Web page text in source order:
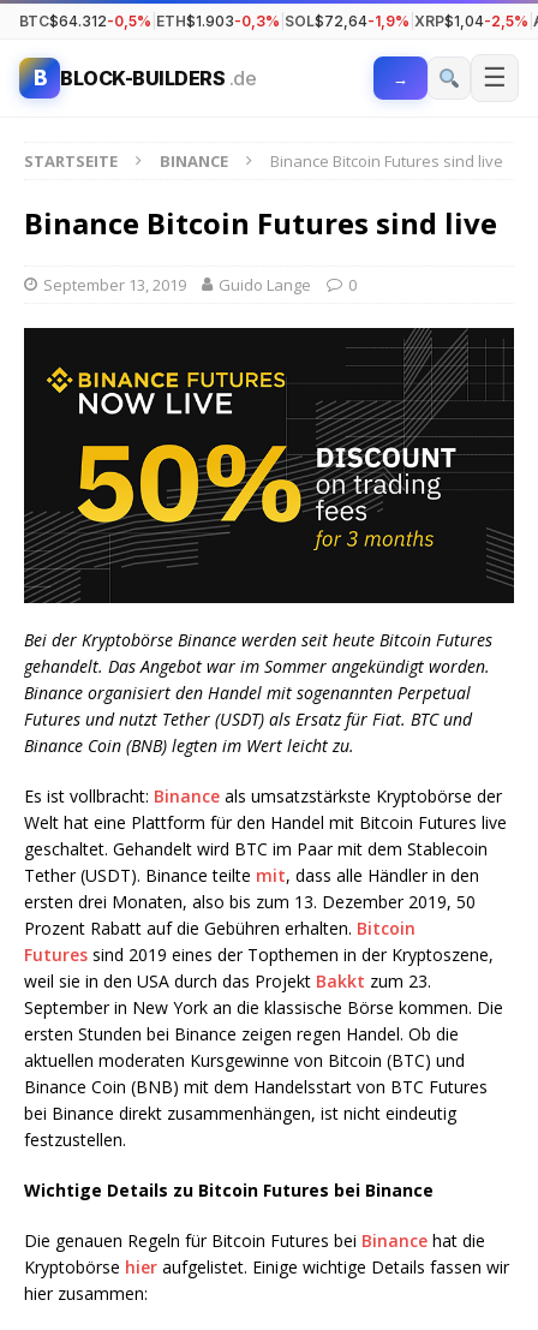
BTC$64.312-0,5% ETH$1.903-0,3% SOL$72,64-1,9% XRP$1,04-2,5%
B BLOCK-BUILDERS .de → ☰
STARTSEITE BINANCE Binance Bitcoin Futures sind live
Binance Bitcoin Futures sind live
September 13, 2019 Guido Lange 0
Bei der Kryptobörse Binance werden seit heute Bitcoin Futures
gehandelt. Das Angebot war im Sommer angekündigt worden.
Binance organisiert den Handel mit sogenannten Perpetual
Futures und nutzt Tether (USDT) als Ersatz für Fiat. BTC und
Binance Coin (BNB) legten im Wert leicht zu.
Es ist vollbracht: Binance als umsatzstärkste Kryptobörse der
Welt hat eine Plattform für den Handel mit Bitcoin Futures live
geschaltet. Gehandelt wird BTC im Paar mit dem Stablecoin
Tether (USDT). Binance teilte mit, dass alle Händler in den
ersten drei Monaten, also bis zum 13. Dezember 2019, 50
Prozent Rabatt auf die Gebühren erhalten. Bitcoin
Futures sind 2019 eines der Topthemen in der Kryptoszene,
weil sie in den USA durch das Projekt Bakkt zum 23.
September in New York an die klassische Börse kommen. Die
ersten Stunden bei Binance zeigen regen Handel. Ob die
aktuellen moderaten Kursgewinne von Bitcoin (BTC) und
Binance Coin (BNB) mit dem Handelsstart von BTC Futures
bei Binance direkt zusammenhängen, ist nicht eindeutig
festzustellen.
Wichtige Details zu Bitcoin Futures bei Binance
Die genauen Regeln für Bitcoin Futures bei Binance hat die
Kryptobörse hier aufgelistet. Einige wichtige Details fassen wir
hier zusammen: